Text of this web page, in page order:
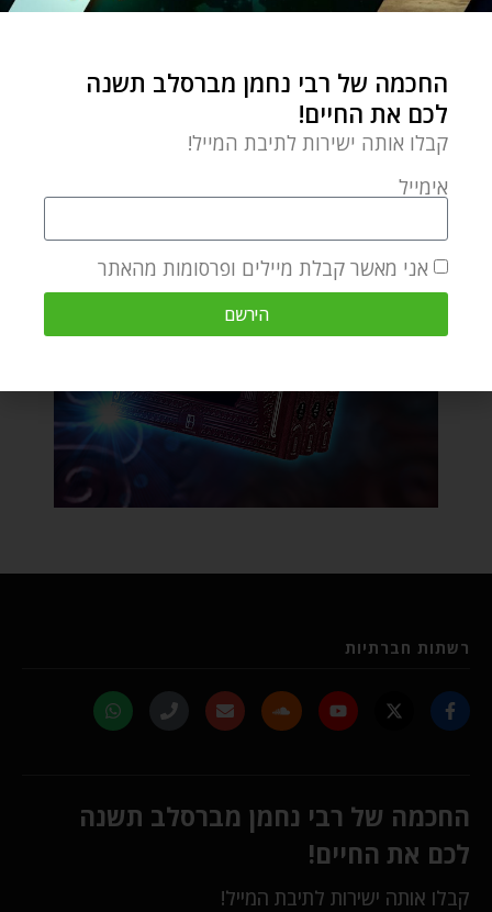
רשתות חברתיות
החכמה של רבי נחמן מברסלב תשנה
לכם את החיים!
קבלו אותה ישירות לתיבת המייל!
החכמה של רבי נחמן מברסלב תשנה
לכם את החיים!
קבלו אותה ישירות לתיבת המייל!
אימייל
אני מאשר קבלת מיילים ופרסומות מהאתר
הירשם